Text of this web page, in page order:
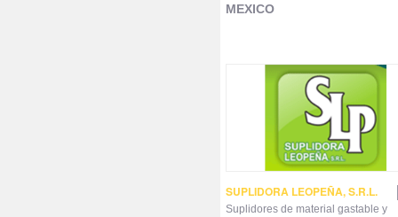
MEXICO
SUPLIDORA LEOPEÑA, S.R.L.
Suplidores de material gastable y